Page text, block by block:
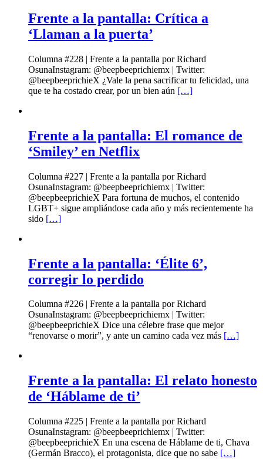
Frente a la pantalla: Crítica a
‘Llaman a la puerta’
Columna #228 | Frente a la pantalla por Richard
OsunaInstagram: @beepbeeprichiemx | Twitter:
@beepbeeprichieX ¿Vale la pena sacrificar tu felicidad, una
que te ha costado crear, por un bien aún […]
Frente a la pantalla: El romance de
‘Smiley’ en Netflix
Columna #227 | Frente a la pantalla por Richard
OsunaInstagram: @beepbeeprichiemx | Twitter:
@beepbeeprichieX Para fortuna de muchos, el contenido
LGBT+ sigue ampliándose cada año y más recientemente ha
sido […]
Frente a la pantalla: ‘Élite 6’,
corregir lo perdido
Columna #226 | Frente a la pantalla por Richard
OsunaInstagram: @beepbeeprichiemx | Twitter:
@beepbeeprichieX Dice una célebre frase que mejor
“renovarse o morir”, y ante un camino cada vez más […]
Frente a la pantalla: El relato honesto
de ‘Háblame de ti’
Columna #225 | Frente a la pantalla por Richard
OsunaInstagram: @beepbeeprichiemx | Twitter:
@beepbeeprichieX En una escena de Háblame de ti, Chava
(Germán Bracco), el protagonista, dice que no sabe […]